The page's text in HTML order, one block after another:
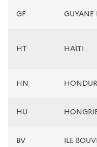
GF GUYANE
HT HAÏTI
HN
HU
BV ILE